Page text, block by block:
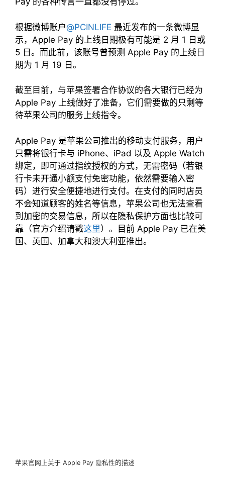
根据微博账户@PCINLIFE 最近发布的一条微博显
示，Apple Pay 的上线日期极有可能是 2 月 1 日或
5 日。而此前，该账号曾预测 Apple Pay 的上线日
期为 1 月 19 日。
截至目前，与苹果签署合作协议的各大银行已经为
Apple Pay 上线做好了准备，它们需要做的只剩等
待苹果公司的服务上线指令。
Apple Pay 是苹果公司推出的移动支付服务，用户
只需将银行卡与 iPhone、iPad 以及 Apple Watch
绑定，即可通过指纹授权的方式，无需密码（若银
行卡未开通小额支付免密功能，依然需要输入密
码）进行安全便捷地进行支付。在支付的同时店员
不会知道顾客的姓名等信息，苹果公司也无法查看
到加密的交易信息，所以在隐私保护方面也比较可
靠（官方介绍请戳这里）。目前 Apple Pay 已在美
国、英国、加拿大和澳大利亚推出。
苹果官网上关于 Apple Pay 隐私性的描述